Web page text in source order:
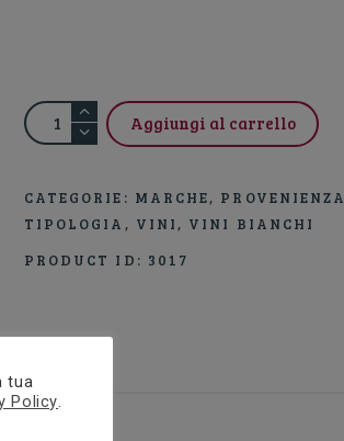
VIGNAMATO
DELLE
DI
Aggiungi al carrello
CATEGORIE: MARCHE, PROVENIENZA
TIPOLOGIA , VINI , VINI BIANCHI
PRODUCT ID: 3017
tua
Policy